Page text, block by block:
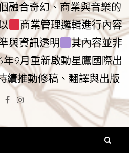
融合奇幻、商業與音樂的
商業管理邏輯進行內容
與資訊透明
其內容並非
9月重新啟動星鷹國際出
續推動修稿、翻譯與出版
Facebook
Instagram